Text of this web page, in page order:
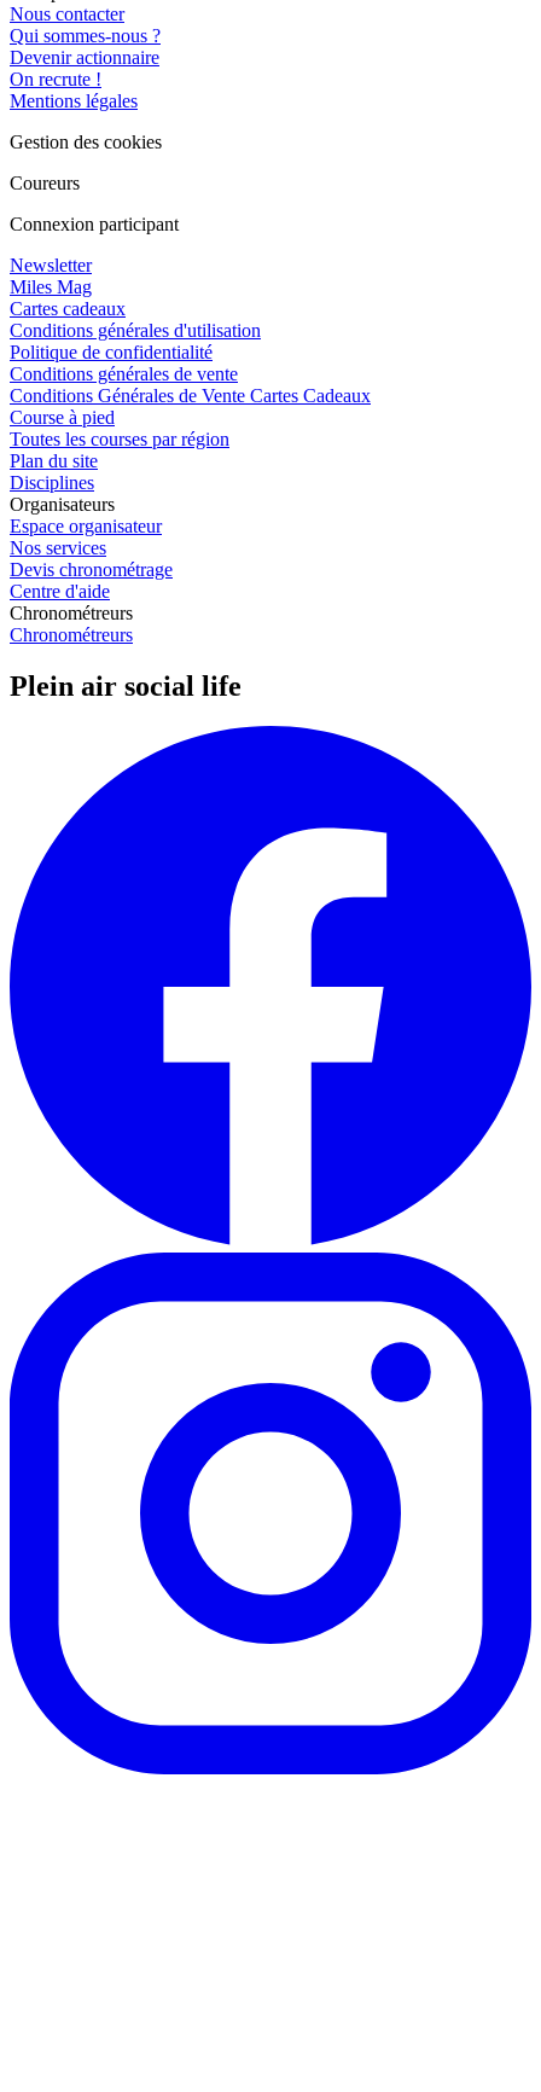
Nous contacter
Qui sommes-nous ?
Devenir actionnaire
On recrute !
Mentions légales
Gestion des cookies
Coureurs
Connexion participant
Newsletter
Miles Mag
Cartes cadeaux
Conditions générales d'utilisation
Politique de confidentialité
Conditions générales de vente
Conditions Générales de Vente Cartes Cadeaux
Course à pied
Toutes les courses par région
Plan du site
Disciplines
Organisateurs
Espace organisateur
Nos services
Devis chronométrage
Centre d'aide
Chronométreurs
Chronométreurs
Plein air social life